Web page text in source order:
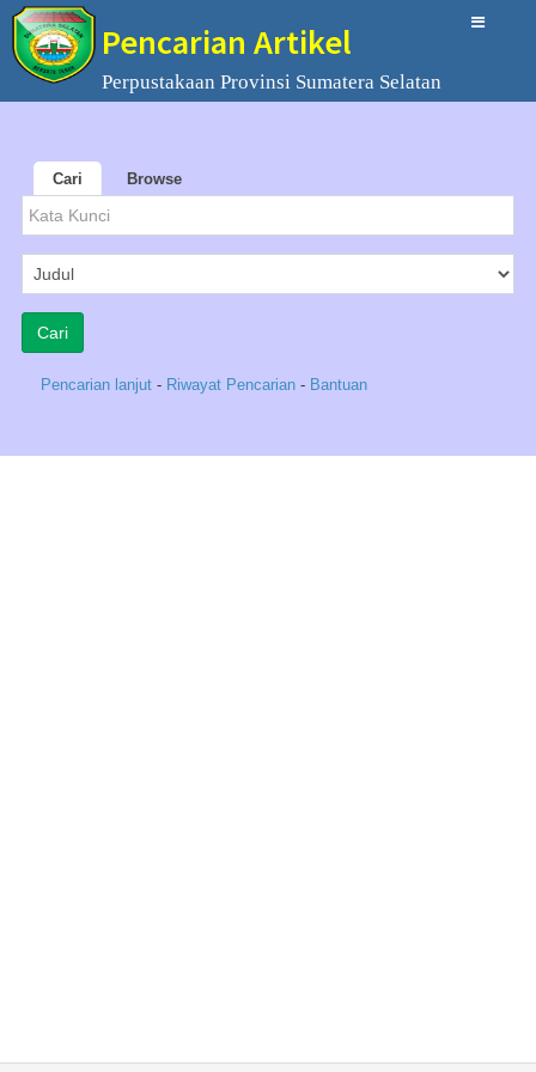
Pencarian Artikel
Perpustakaan Provinsi Sumatera Selatan
Cari Browse
Pencarian lanjut - Riwayat Pencarian - Bantuan